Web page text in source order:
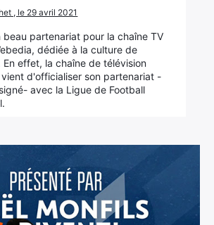
, le 29 avril 2021
beau partenariat pour la chaîne TV
dédiée à la culture de
En effet, la chaîne de télévision
d'officialiser son partenariat -
avec la Ligue de Football